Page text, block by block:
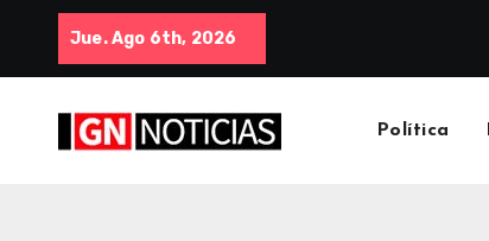
Jue. Ago 6th, 2026
Política